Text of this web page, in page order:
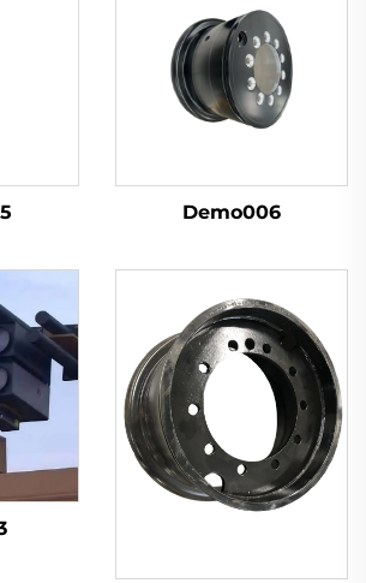
Demo006